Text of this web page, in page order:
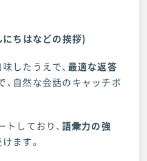
にちはなどの挨拶)
したうえで、 最適な返答
、自然な会話のキャッチボ
しており、 語彙力の強
ます。